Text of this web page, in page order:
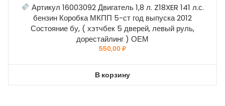
Артикул 16003092 Двигатель 1,8 л. Z18XER 141 л.с.
бензин Коробка МКПП 5-ст год выпуска 2012
Состояние бу, ( хэтчбек 5 дверей, левый руль,
дорестайлинг ) ОЕМ
550,00₽
В корзину